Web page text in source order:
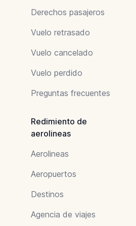
Derechos pasajeros
Vuelo retrasado
Vuelo cancelado
Vuelo perdido
Preguntas frecuentes
Redimiento de
aerolineas
Aerolineas
Aeropuertos
Destinos
Agencia de viajes